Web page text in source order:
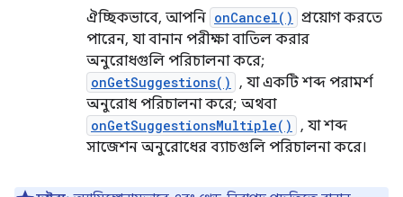
ঐচ্ছিকভাবে, আপনি onCancel() প্রয়োগ করতে
পারেন, যা বানান পরীক্ষা বাতিল করার
অনুরোধগুলি পরিচালনা করে;
onGetSuggestions() , যা একটি শব্দ পরামর্শ
অনুরোধ পরিচালনা করে; অথবা
onGetSuggestionsMultiple() , যা শব্দ
সাজেশন অনুরোধের ব্যাচগুলি পরিচালনা করে।